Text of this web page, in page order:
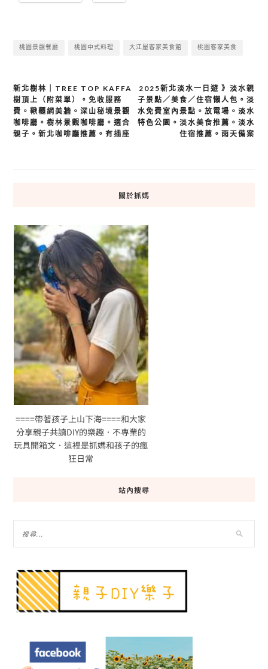
桃園景觀餐廳 桃園中式料理 大江屋客家美食館 桃園客家美食
文
章
導
覽
2025新北淡水一日遊 》淡水親
子景點／美食／住宿懶人包。淡
水免費室內景點。放電場。淡水
特色公園。淡水美食推薦。淡水
住宿推薦。雨天備案
新北樹林｜TREE TOP KAFFA
樹頂上（附菜單）。免收服務
費。鞦韆網美牆。深山秘境景觀
咖啡廳。樹林景觀咖啡廳。適合
親子。新北咖啡廳推薦。有插座
關於抓媽
====帶著孩子上山下海====和大家
分享親子共讀DIY的樂趣．不專業的
玩具開箱文．這裡是抓媽和孩子的瘋
狂日常
站內搜尋